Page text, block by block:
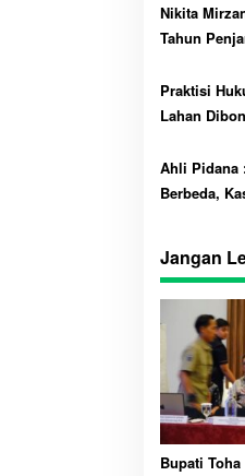
Nikita
Tahun
Praktisi
Lahan
Ahli Pidana
Berbeda,
Jangan
Bupati